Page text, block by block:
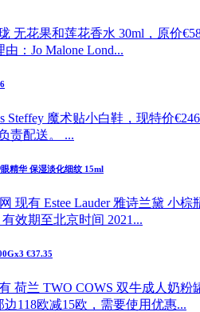
无花果和莲花香水 30ml，原价
：Jo Malone Lond...
Steffey 魔术贴小白鞋，现特价
责配送。 ...
精华 保湿淡化细纹 15ml
现有 Estee Lauder 雅诗兰黛 小
效期至北京时间 2021...
€37.35
荷兰 TWO COWS 双牛成人奶
118欧减15欧，需要使用优惠...